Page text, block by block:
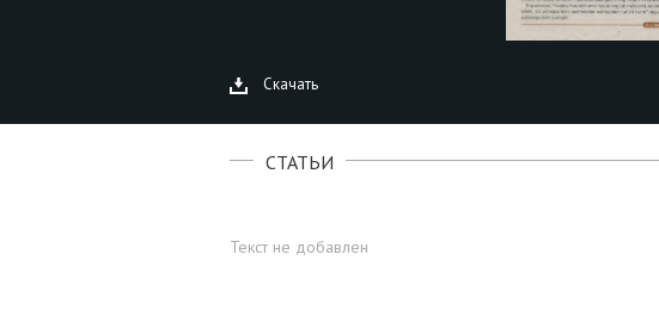
Скачать
СТАТЬИ
Текст не добавлен